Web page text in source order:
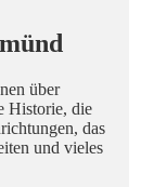
über
Historie, die
das
und vieles